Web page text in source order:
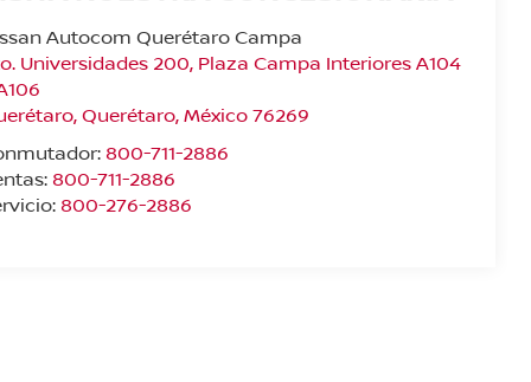
Autocom Querétaro Campa
Universidades 200, Plaza Campa Interiores A104
,Querétaro, México76269
800-711-2886
800-711-2886
800-276-2886